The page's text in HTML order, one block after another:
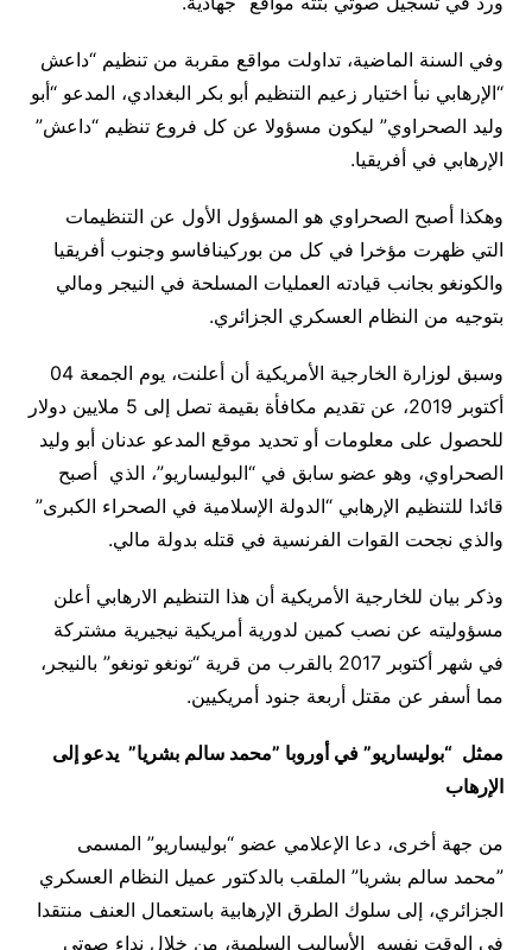
وفي السنة الماضية، تداولت مواقع مقربة من تنظيم “داعش
“الإرهابي نبأ اختيار زعيم التنظيم أبو بكر البغدادي، المدعو “أبو
وليد الصحراوي” ليكون مسؤولا عن كل فروع تنظيم “داعش”
الإرهابي في أفريقيا.
وهكذا أصبح الصحراوي هو المسؤول الأول عن التنظيمات
التي ظهرت مؤخرا في كل من بوركينافاسو وجنوب أفريقيا
والكونغو بجانب قيادته العمليات المسلحة في النيجر ومالي
بتوجيه من النظام العسكري الجزائري.
وسبق لوزارة الخارجية الأمريكية أن أعلنت، يوم الجمعة 04
أكتوبر 2019، عن تقديم مكافأة بقيمة تصل إلى 5 ملايين دولار
للحصول على معلومات أو تحديد موقع المدعو عدنان أبو وليد
الصحراوي، وهو عضو سابق في “البوليساريو”، الذي أصبح
قائدا للتنظيم الإرهابي “الدولة الإسلامية في الصحراء الكبرى”
والذي نجحت القوات الفرنسية في قتله بدولة مالي.
وذكر بيان للخارجية الأمريكية أن هذا التنظيم الارهابي أعلن
مسؤوليته عن نصب كمين لدورية أمريكية نيجيرية مشتركة
في شهر أكتوبر 2017 بالقرب من قرية “تونغو تونغو” بالنيجر،
مما أسفر عن مقتل أربعة جنود أمريكيين.
ممثل “بوليساريو” في أوروبا ”محمد سالم بشريا” يدعو إلى
الإرهاب
من جهة أخرى، دعا الإعلامي عضو “بوليساريو” المسمى
”محمد سالم بشريا” الملقب بالدكتور عميل النظام العسكري
الجزائري، إلى سلوك الطرق الإرهابية باستعمال العنف منتقدا
في الوقت نفسه الأساليب السلمية، من خلال نداء صوتي